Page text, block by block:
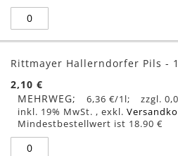
Rittmayer Hallerndorfer Pils -
2,10 €
MEHRWEG
6,36 €/1l
inkl. 19% MwSt. , exkl.
Mindestbestellwert ist 18.90 €